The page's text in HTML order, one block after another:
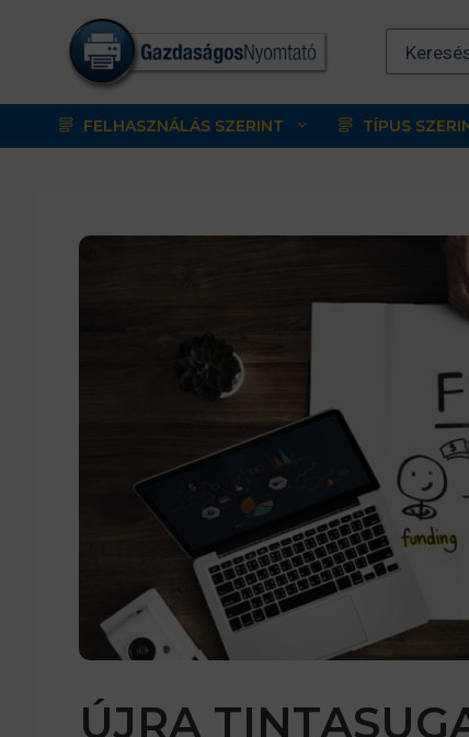
tartalomba
FELHASZNÁLÁS SZERINT TÍPUS
ÚJRA